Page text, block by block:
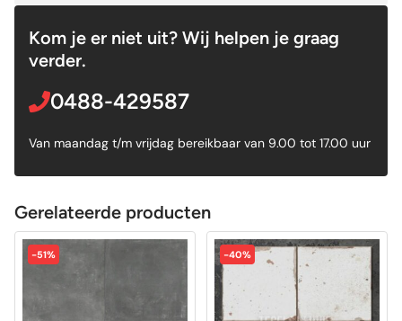
Kom je er niet uit? Wij helpen je graag
verder.
0488-429587
Van maandag t/m vrijdag bereikbaar van 9.00 tot 17.00 uur
Gerelateerde producten
-51% -40%